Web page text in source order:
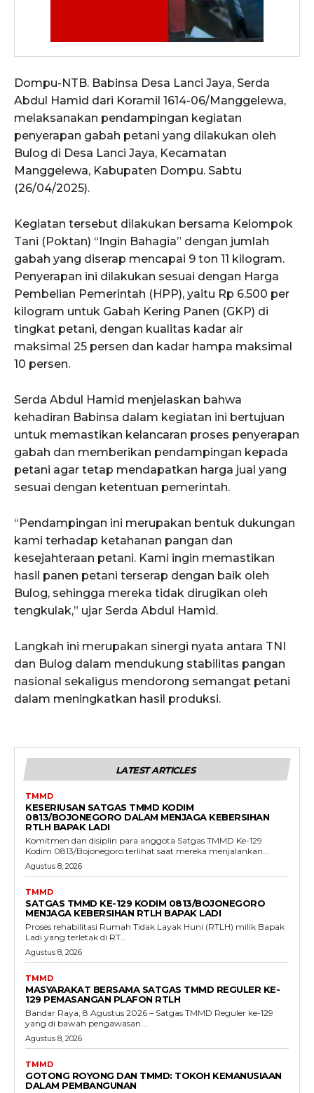
Dompu-NTB. Babinsa Desa Lanci Jaya, Serda
Abdul Hamid dari Koramil 1614-06/Manggelewa,
melaksanakan pendampingan kegiatan
penyerapan gabah petani yang dilakukan oleh
Bulog di Desa Lanci Jaya, Kecamatan
Manggelewa, Kabupaten Dompu. Sabtu
(26/04/2025).
Kegiatan tersebut dilakukan bersama Kelompok
Tani (Poktan) “Ingin Bahagia” dengan jumlah
gabah yang diserap mencapai 9 ton 11 kilogram.
Penyerapan ini dilakukan sesuai dengan Harga
Pembelian Pemerintah (HPP), yaitu Rp 6.500 per
kilogram untuk Gabah Kering Panen (GKP) di
tingkat petani, dengan kualitas kadar air
maksimal 25 persen dan kadar hampa maksimal
10 persen.
Serda Abdul Hamid menjelaskan bahwa
kehadiran Babinsa dalam kegiatan ini bertujuan
untuk memastikan kelancaran proses penyerapan
gabah dan memberikan pendampingan kepada
petani agar tetap mendapatkan harga jual yang
sesuai dengan ketentuan pemerintah.
“Pendampingan ini merupakan bentuk dukungan
kami terhadap ketahanan pangan dan
kesejahteraan petani. Kami ingin memastikan
hasil panen petani terserap dengan baik oleh
Bulog, sehingga mereka tidak dirugikan oleh
tengkulak,” ujar Serda Abdul Hamid.
Langkah ini merupakan sinergi nyata antara TNI
dan Bulog dalam mendukung stabilitas pangan
nasional sekaligus mendorong semangat petani
dalam meningkatkan hasil produksi.
LATEST ARTICLES
TMMD
KESERIUSAN SATGAS TMMD KODIM
0813/BOJONEGORO DALAM MENJAGA KEBERSIHAN
RTLH BAPAK LADI
Komitmen dan disiplin para anggota Satgas TMMD Ke-129
Kodim 0813/Bojonegoro terlihat saat mereka menjalankan...
Agustus 8, 2026
TMMD
SATGAS TMMD KE-129 KODIM 0813/BOJONEGORO
MENJAGA KEBERSIHAN RTLH BAPAK LADI
Proses rehabilitasi Rumah Tidak Layak Huni (RTLH) milik Bapak
Ladi yang terletak di RT...
Agustus 8, 2026
TMMD
MASYARAKAT BERSAMA SATGAS TMMD REGULER KE-
129 PEMASANGAN PLAFON RTLH
Bandar Raya, 8 Agustus 2026 – Satgas TMMD Reguler ke-129
yang di bawah pengawasan...
Agustus 8, 2026
TMMD
GOTONG ROYONG DAN TMMD: TOKOH KEMANUSIAAN
DALAM PEMBANGUNAN